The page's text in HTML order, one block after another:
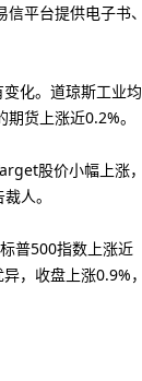
平台提供电子书、
化。道琼斯工业均
货上涨近0.2%。
股价小幅上涨，
人。
普500指数上涨近
，收盘上涨0.9%，